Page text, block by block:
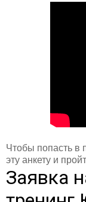
Чтобы попасть в
эту анкету и